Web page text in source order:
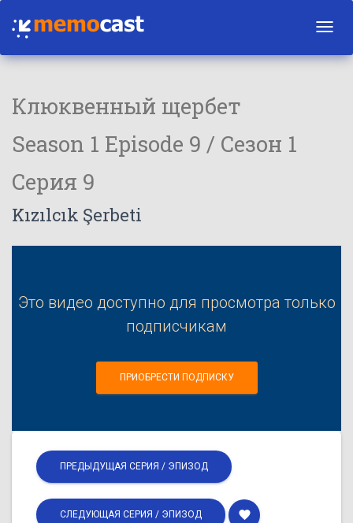
Клюквенный щербет
Season 1 Episode 9 / Сезон 1
Серия 9
Kızılcık Şerbeti
Это видео доступно для просмотра только
подписчикам
ПРИОБРЕСТИ ПОДПИСКУ
ПРЕДЫДУЩАЯ СЕРИЯ / ЭПИЗОД
СЛЕДУЮЩАЯ СЕРИЯ / ЭПИЗОД favorite